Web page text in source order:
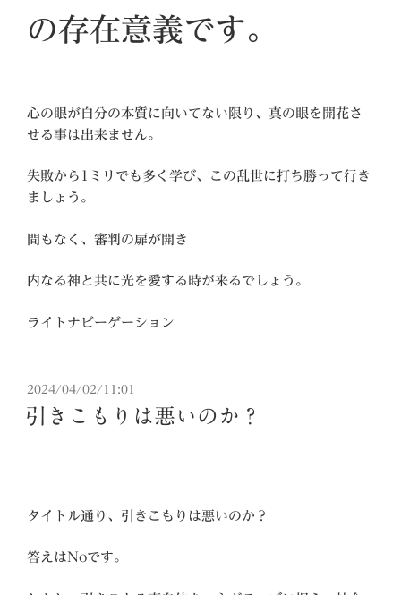
の存在意義です。
心の眼が自分の本質に向いてない限り、真の眼を開花さ
せる事は出来ません。
失敗から1ミリでも多く学び、この乱世に打ち勝って行き
ましょう。
間もなく、審判の扉が開き
内なる神と共に光を愛する時が来るでしょう。
ライトナビーゲーション
投
稿
日:
2024/04/02/11:01
引きこもりは悪いのか？
タイトル通り、引きこもりは悪いのか？
答えはNoです。